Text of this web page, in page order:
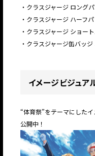
・クラスジャージ ロング
・クラスジャージ ハーフ
・クラスジャージ ショー
・クラスジャージ缶バッ
イメージビジュア
“体育祭”をテーマにした
公開中！